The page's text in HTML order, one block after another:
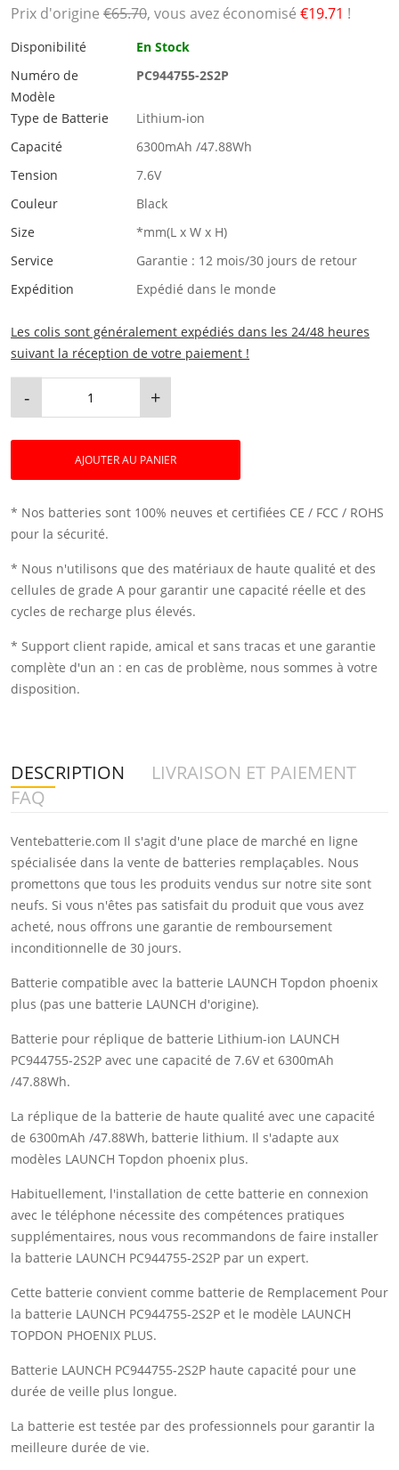
Prix ​​d'origine €65.70, vous avez économisé €19.71 !
Disponibilité
En Stock
Numéro de
Modèle
PC944755-2S2P
Type de Batterie
Lithium-ion
Capacité
6300mAh /47.88Wh
Tension
7.6V
Couleur
Black
Size
*mm(L x W x H)
Service
Garantie : 12 mois/30 jours de retour
Expédition
Expédié dans le monde
Les colis sont généralement expédiés dans les 24/48 heures
suivant la réception de votre paiement !
- +
AJOUTER AU PANIER
* Nos batteries sont 100% neuves et certifiées CE / FCC / ROHS
pour la sécurité.
* Nous n'utilisons que des matériaux de haute qualité et des
cellules de grade A pour garantir une capacité réelle et des
cycles de recharge plus élevés.
* Support client rapide, amical et sans tracas et une garantie
complète d'un an : en cas de problème, nous sommes à votre
disposition.
DESCRIPTION
LIVRAISON ET PAIEMENT
FAQ
Ventebatterie.com Il s'agit d'une place de marché en ligne
spécialisée dans la vente de batteries remplaçables. Nous
promettons que tous les produits vendus sur notre site sont
neufs. Si vous n'êtes pas satisfait du produit que vous avez
acheté, nous offrons une garantie de remboursement
inconditionnelle de 30 jours.
Batterie compatible avec la batterie LAUNCH Topdon phoenix
plus (pas une batterie LAUNCH d'origine).
Batterie pour réplique de batterie Lithium-ion LAUNCH
PC944755-2S2P avec une capacité de 7.6V et 6300mAh
/47.88Wh.
La réplique de la batterie de haute qualité avec une capacité
de 6300mAh /47.88Wh, batterie lithium. Il s'adapte aux
modèles LAUNCH Topdon phoenix plus.
Habituellement, l'installation de cette batterie en connexion
avec le téléphone nécessite des compétences pratiques
supplémentaires, nous vous recommandons de faire installer
la batterie LAUNCH PC944755-2S2P par un expert.
Cette batterie convient comme batterie de Remplacement Pour
la batterie LAUNCH PC944755-2S2P et le modèle LAUNCH
TOPDON PHOENIX PLUS.
Batterie LAUNCH PC944755-2S2P haute capacité pour une
durée de veille plus longue.
La batterie est testée par des professionnels pour garantir la
meilleure durée de vie.